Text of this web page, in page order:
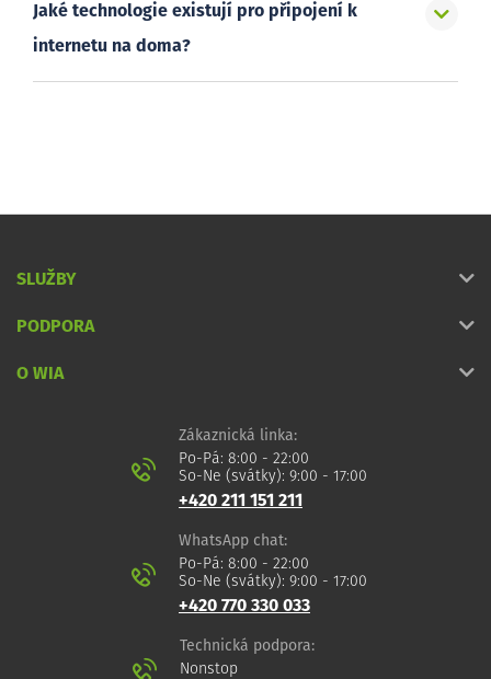
Jaké technologie existují pro připojení k
internetu na doma?
SLUŽBY
PODPORA
O WIA
Zákaznická linka:
Po-Pá: 8:00 - 22:00
So-Ne (svátky): 9:00 - 17:00
+420 211 151 211
WhatsApp chat:
Po-Pá: 8:00 - 22:00
So-Ne (svátky): 9:00 - 17:00
+420 770 330 033
Technická podpora:
Nonstop